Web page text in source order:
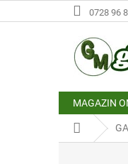
la
0728 96
MAGAZIN
Acasă